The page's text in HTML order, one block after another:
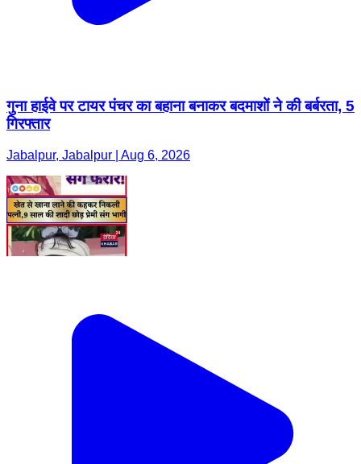
गुना हाईवे पर टायर पंचर का बहाना बनाकर बदमाशों ने की बर्बरता, 5
गिरफ्तार
Jabalpur, Jabalpur | Aug 6, 2026